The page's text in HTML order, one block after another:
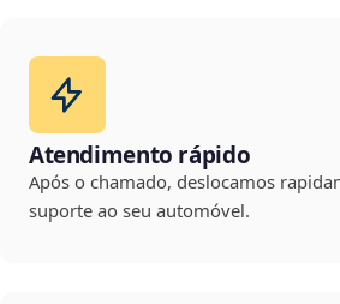
Atendimento rápido
Após o chamado, deslocamos
suporte ao seu automóvel.